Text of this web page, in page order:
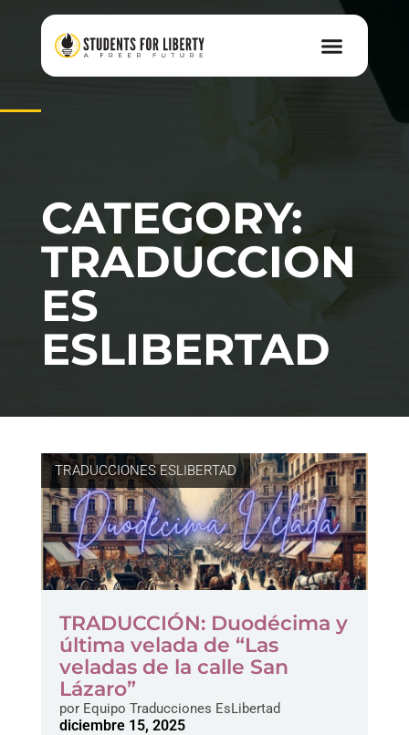
CATEGORY:
TRADUCCION
ES
ESLIBERTAD
TRADUCCIONES ESLIBERTAD
TRADUCCIÓN: Duodécima y
última velada de “Las
veladas de la calle San
Lázaro”
porEquipo Traducciones EsLibertad
diciembre 15, 2025